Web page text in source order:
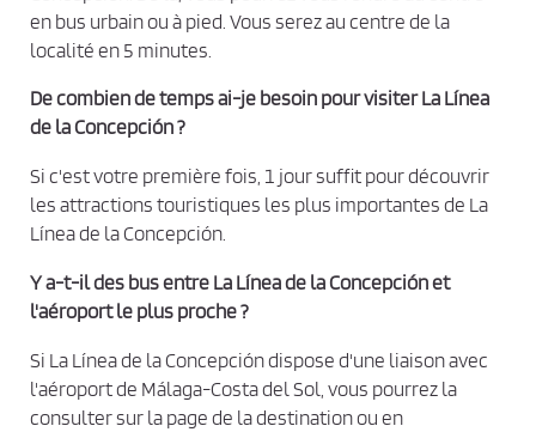
en bus urbain ou à pied. Vous serez au centre de la
localité en 5 minutes.
De combien de temps ai-je besoin pour visiter La Línea
de la Concepción ?
Si c'est votre première fois, 1 jour suffit pour découvrir
les attractions touristiques les plus importantes de La
Línea de la Concepción.
Y a-t-il des bus entre La Línea de la Concepción et
l'aéroport le plus proche ?
Si La Línea de la Concepción dispose d'une liaison avec
l'aéroport de Málaga-Costa del Sol, vous pourrez la
consulter sur la page de la destination ou en